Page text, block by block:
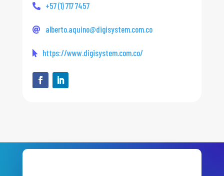
+57 (1) 717 7457
alberto.aquino@digisystem.com.co
https://www.digisystem.com.co/